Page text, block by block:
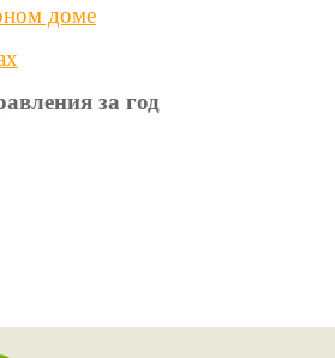
доме
за год